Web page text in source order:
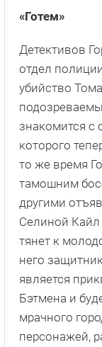
«Готем»
Детективов
отдел
убийство
знакомится
которого
то же время
тамошним
другими
Селиной
тянет к
него
является
Бэтмена и
мрачного
персонажей,